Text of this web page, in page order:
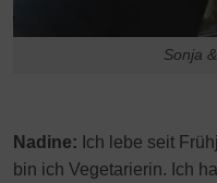
Sonja
Nadine: Ich lebe seit
bin ich Vegetarierin. Ich